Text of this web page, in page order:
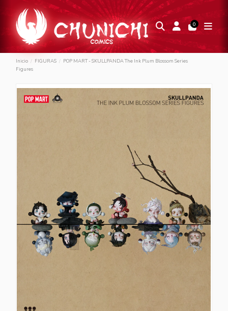
0
Inicio FIGURAS
POP MART - SKULLPANDA The Ink Plum Blossom Series
Figures